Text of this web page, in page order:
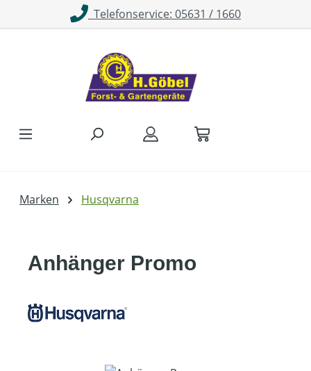
Zum Hauptinhalt springenTelefonservice: 05631 / 1660
Marken Husqvarna
Anhänger Promo